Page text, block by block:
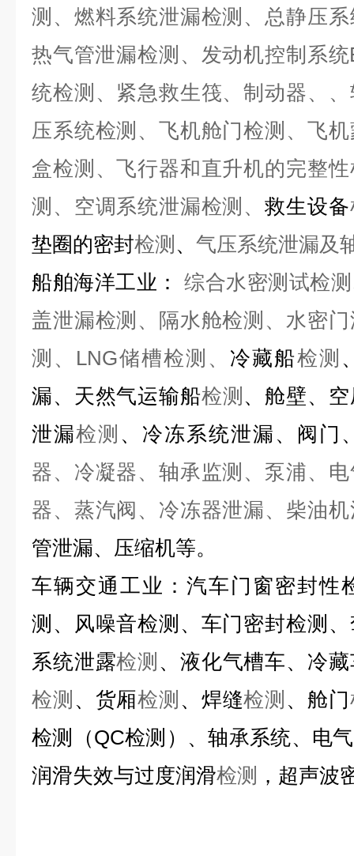
测、燃料系统泄漏检测、总静压
热气管泄漏检测、发动机控制系
统检测、紧急救生筏、制动器、
压系统检测、飞机舱门检测、飞
盒检测、飞行器和直升机的完整
测、空调系统泄漏检测、救生设备
垫圈的密封检测 、 气压系统泄漏及
船舶海洋工业 ：
综合水密测试检
盖泄漏检测、隔水舱检测、水密
测、LNG储槽检测、 冷藏船检测
漏、天然气运输船检测 、舱壁、
泄漏检测 、冷冻系统泄漏、阀门
器、冷凝器、轴承监测、泵浦、
器、蒸汽阀、冷冻器泄漏、柴油
管泄漏、压缩机等。
车辆交通工业： 汽车门窗密封性
测、风噪音检测、车门密封检测
系统泄露检测 、液化气槽车、冷
检测 、货厢检测 、焊缝检测 、舱门
检测（QC检测）、轴承系统、电
润滑失效与过度润滑检测 ，超声波